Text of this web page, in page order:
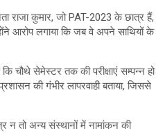
राजा कुमार, जो PAT-2023 के छात्र हैं,
आरोप लगाया कि जब वे अपने साथियों के
चौथे सेमेस्टर तक की परीक्षाएं सम्पन्न हो
की गंभीर लापरवाही बताया, जिससे
न तो अन्य संस्थानों में नामांकन की